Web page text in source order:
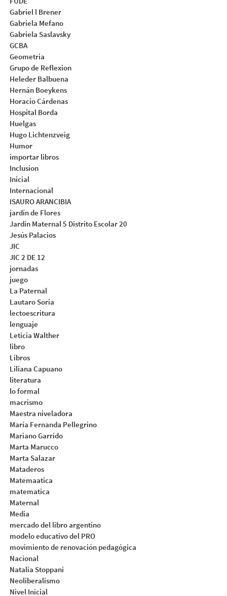
Gabriel l Brener
Gabriela Mefano
Gabriela Saslavsky
GCBA
Geometria
Grupo de Reflexion
Heleder Balbuena
Hernán Boeykens
Horacio Cárdenas
Hospital Borda
Huelgas
Hugo Lichtenzveig
Humor
importar libros
Inclusion
Inicial
Internacional
ISAURO ARANCIBIA
jardín de Flores
Jardín Maternal 5 Distrito Escolar 20
Jesús Palacios
JIC
JIC 2 DE 12
jornadas
juego
La Paternal
Lautaro Soria
lectoescritura
lenguaje
Leticia Walther
libro
Libros
Liliana Capuano
literatura
lo formal
macrismo
Maestra niveladora
María Fernanda Pellegrino
Mariano Garrido
Marta Marucco
Marta Salazar
Mataderos
Matemaatica
matematica
Maternal
Media
mercado del libro argentino
modelo educativo del PRO
movimiento de renovación pedagógica
Nacional
Natalia Stoppani
Neoliberalismo
Nivel Inicial